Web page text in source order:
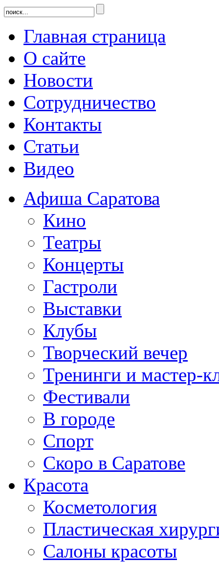
Главная страница
О сайте
Новости
Сотрудничество
Контакты
Статьи
Видео
Афиша Саратова
Кино
Театры
Концерты
Гастроли
Выставки
Клубы
Творческий вечер
Тренинги и мастер-
Фестивали
В городе
Спорт
Скоро в Саратове
Красота
Косметология
Пластическая
Салоны красоты